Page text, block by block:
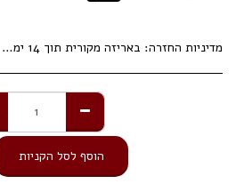
מדיניות החזרה: באריזה מקורית תוך 14 ימי עסקים.
הוסף לסל הקניות